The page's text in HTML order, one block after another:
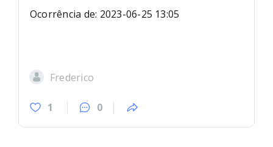
Ocorrência de: 2023-06-25 13:05
Frederico
1 0